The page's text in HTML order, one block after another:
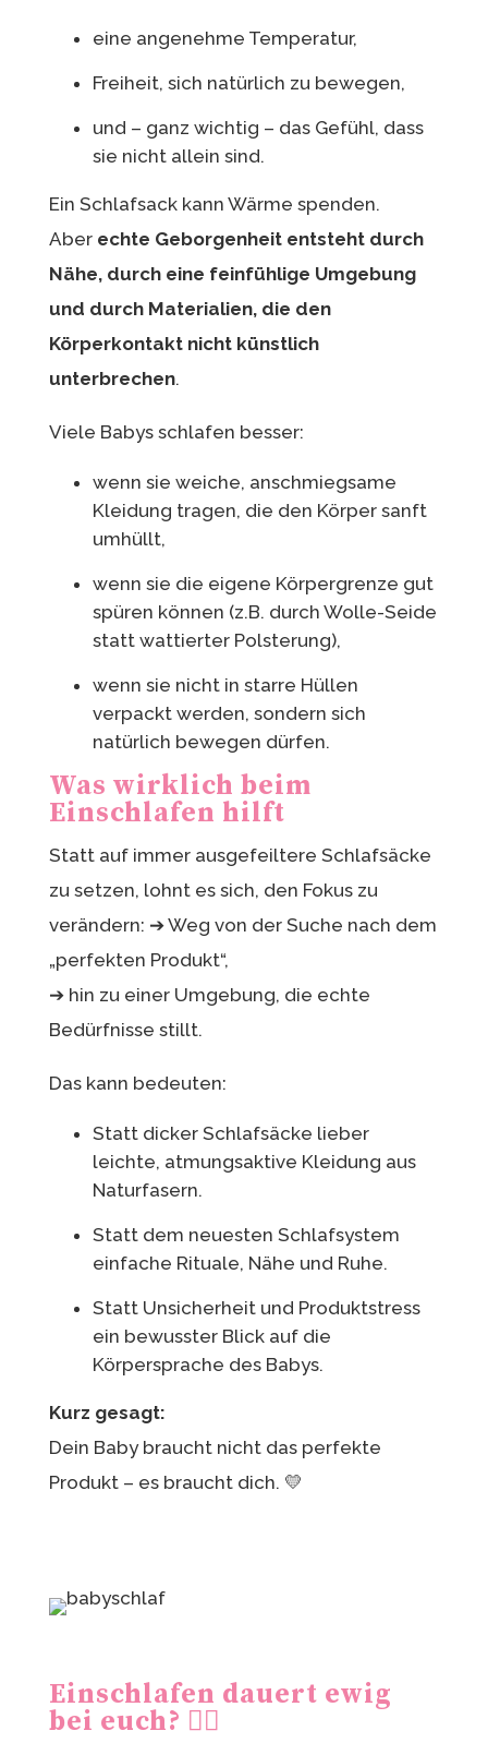
eine angenehme Temperatur,
Freiheit, sich natürlich zu bewegen,
und – ganz wichtig – das Gefühl, dass
sie nicht allein sind.
Ein Schlafsack kann Wärme spenden.
Aber echte Geborgenheit entsteht durch
Nähe, durch eine feinfühlige Umgebung
und durch Materialien, die den
Körperkontakt nicht künstlich
unterbrechen.
Viele Babys schlafen besser:
wenn sie weiche, anschmiegsame
Kleidung tragen, die den Körper sanft
umhüllt,
wenn sie die eigene Körpergrenze gut
spüren können (z.B. durch Wolle-Seide
statt wattierter Polsterung),
wenn sie nicht in starre Hüllen
verpackt werden, sondern sich
natürlich bewegen dürfen.
Was wirklich beim
Einschlafen hilft
Statt auf immer ausgefeiltere Schlafsäcke
zu setzen, lohnt es sich, den Fokus zu
verändern: ➔ Weg von der Suche nach dem
„perfekten Produkt“,
➔ hin zu einer Umgebung, die echte
Bedürfnisse stillt.
Das kann bedeuten:
Statt dicker Schlafsäcke lieber
leichte, atmungsaktive Kleidung aus
Naturfasern.
Statt dem neuesten Schlafsystem
einfache Rituale, Nähe und Ruhe.
Statt Unsicherheit und Produktstress
ein bewusster Blick auf die
Körpersprache des Babys.
Kurz gesagt:
Dein Baby braucht nicht das perfekte
Produkt – es braucht dich. 💛
Einschlafen dauert ewig
bei euch? 😮‍💨